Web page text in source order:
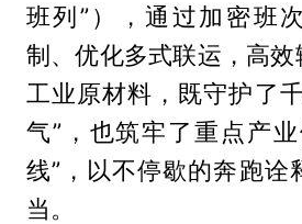
班列”），通过加密班
制、优化多式联运，高
工业原材料，既守护了
气”，也筑牢了重点产
线”，以不停歇的奔跑诠
当。